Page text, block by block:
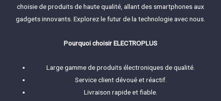
choisie de produits de haute qualité, allant des smartphones aux
gadgets innovants. Explorez le futur de la technologie avec nous.
Pourquoi choisir ELECTROPLUS
Large gamme de produits électroniques de qualité.
Service client dévoué et réactif.
Livraison rapide et fiable.